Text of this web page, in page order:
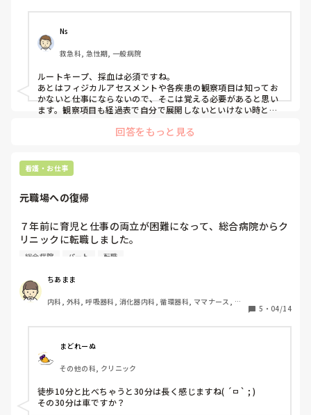
Ns
救急科, 急性期, 一般病院
ルートキープ、採血は必須ですね。
あとはフィジカルアセスメントや各疾患の観察項目は知ってお
かないと仕事にならないので、そこは覚える必要があると思い
ます。観察項目も経過表で自分で展開しないといけない時とか
回答をもっと見る
看護・お仕事
元職場への復帰
７年前に育児と仕事の両立が困難になって、総合病院からク
リニックに転職しました。
クリニックはとても親切で毎年昇給もあるし、パートなのに
ただ通勤が３０分かかります。
元職場の総合病院は徒歩１０分。
この度パート募集が出て、時給は安いけど戻ろうか悩み中で
辞めた職場に戻った人いたら、ご意見欲しいです。
上層部は当時の人全然いないんです。。。
総合病院 パート 転職
ちあまま
内科, 外科, 呼吸器科, 消化器内科, 循環器科, ママナース, 病
5 ・ 04/14
まどれーぬ
その他の科, クリニック
徒歩10分と比べちゃうと30分は長く感じますね( ´ㅁ` ; )
その30分は車ですか？